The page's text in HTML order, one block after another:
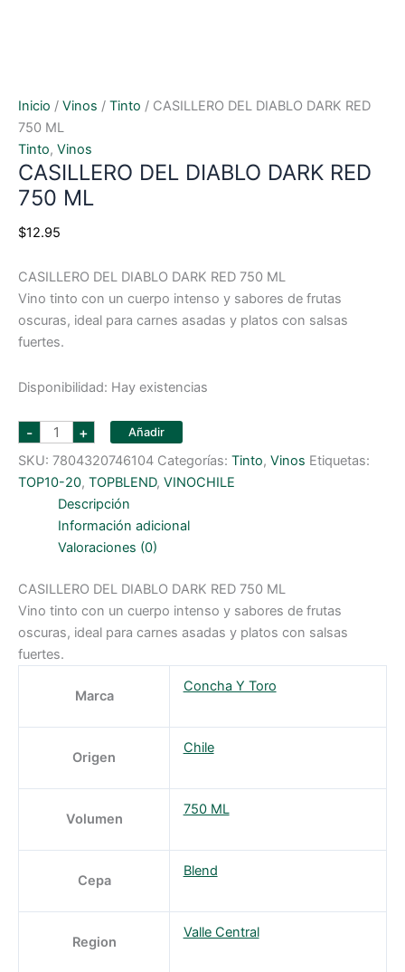
Inicio / Vinos / Tinto / CASILLERO DEL DIABLO DARK RED
750 ML
Tinto, Vinos
CASILLERO DEL DIABLO DARK RED
750 ML
$12.95
CASILLERO DEL DIABLO DARK RED 750 ML
Vino tinto con un cuerpo intenso y sabores de frutas
oscuras, ideal para carnes asadas y platos con salsas
fuertes.
Disponibilidad: Hay existencias
- CASILLERO
DEL
DIABLO
DARK
RED
750
+ Añadir
SKU: 7804320746104 Categorías: Tinto, Vinos Etiquetas:
TOP10-20, TOPBLEND, VINOCHILE
Descripción
Información adicional
Valoraciones (0)
CASILLERO DEL DIABLO DARK RED 750 ML
Vino tinto con un cuerpo intenso y sabores de frutas
oscuras, ideal para carnes asadas y platos con salsas
fuertes.
Marca
Concha Y Toro
Origen
Chile
Volumen
750 ML
Cepa
Blend
Region
Valle Central